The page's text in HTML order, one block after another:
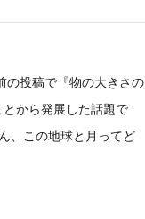
の投稿で『物の大きさの
から発展した話題で
、この地球と月ってど